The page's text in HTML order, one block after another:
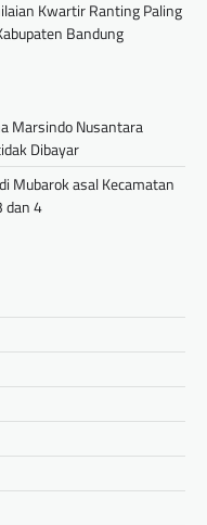
Kwartir Ranting Paling
Bandung
Marsindo Nusantara
Dibayar
Mubarok asal Kecamatan
dan 4